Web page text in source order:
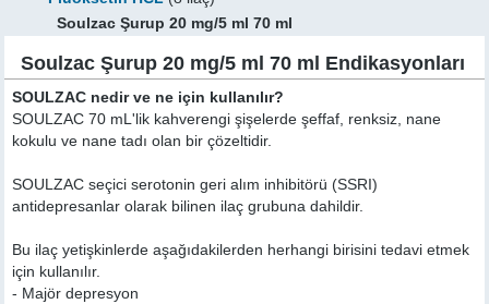
Soulzac Şurup 20 mg/5 ml 70 ml
Soulzac Şurup 20 mg/5 ml 70 ml Endikasyonları
SOULZAC nedir ve ne için kullanılır?
SOULZAC 70 mL'lik kahverengi şişelerde şeffaf, renksiz, nane
kokulu ve nane tadı olan bir çözeltidir.
SOULZAC seçici serotonin geri alım inhibitörü (SSRI)
antidepresanlar olarak bilinen ilaç grubuna dahildir.
Bu ilaç yetişkinlerde aşağıdakilerden herhangi birisini tedavi etmek
için kullanılır.
- Majör depresyon